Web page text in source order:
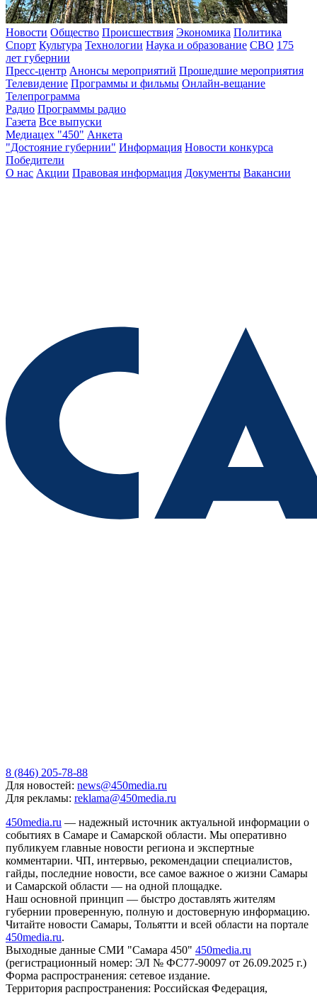
Новости Общество Происшествия Экономика Политика
Спорт Культура Технологии Наука и образование СВО 175
лет губернии
Пресс-центр Анонсы мероприятий Прошедшие мероприятия
Телевидение Программы и фильмы Онлайн-вещание
Телепрограмма
Радио Программы радио
Газета Все выпуски
Медиацех "450" Анкета
"Достояние губернии" Информация Новости конкурса
Победители
О нас Акции Правовая информация Документы Вакансии
8 (846) 205-78-88
Для новостей: news@450media.ru
Для рекламы: reklama@450media.ru
450media.ru — надежный источник актуальной информации о
событиях в Самаре и Самарской области. Мы оперативно
публикуем главные новости региона и экспертные
комментарии. ЧП, интервью, рекомендации специалистов,
гайды, последние новости, все самое важное о жизни Самары
и Самарской области — на одной площадке.
Наш основной принцип — быстро доставлять жителям
губернии проверенную, полную и достоверную информацию.
Читайте новости Самары, Тольятти и всей области на портале
450media.ru.
Выходные данные СМИ "Самара 450" 450media.ru
(регистрационный номер: ЭЛ № ФС77-90097 от 26.09.2025 г.)
Форма распространения: сетевое издание.
Территория распространения: Российская Федерация,